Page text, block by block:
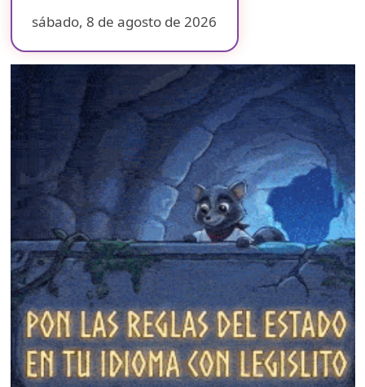
sábado, 8 de agosto de 2026
❄ ❄
❄
❄
❄
❄
❄